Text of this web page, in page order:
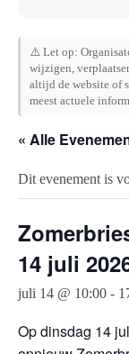
⚠️ Let op:
wijzigen,
altijd de website of
meest actuele
« Alle
Dit evenement is
14 juli
juli 14 @ 10:00 -
Op dinsdag 14